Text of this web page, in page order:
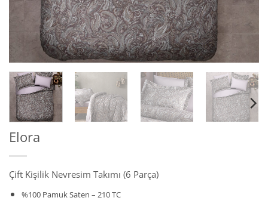
Elora
Çift Kişilik Nevresim Takımı (6 Parça)
%100 Pamuk Saten – 210 TC